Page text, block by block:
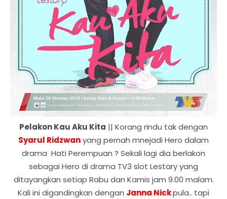
Pelakon Kau Aku Kita || Korang rindu tak dengan
Syarul Ridzwanyang pernah mnejadi Hero dalam
drama Hati Perempuan ? Sekali lagi dia berlakon
sebagai Hero di drama TV3 slot Lestary yang
ditayangkan setiap Rabu dan Kamis jam 9.00 malam.
Kali ini digandingkan dengan Janna Nickpula.. tapi